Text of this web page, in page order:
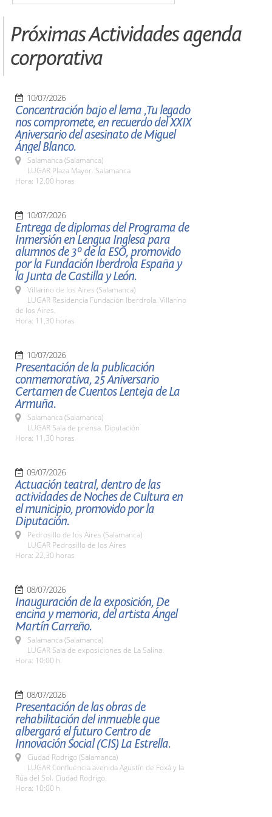
Próximas Actividades agenda
corporativa
10/07/2026
Concentración bajo el lema ,Tu legado
nos compromete, en recuerdo del XXIX
Aniversario del asesinato de Miguel
Ángel Blanco.
Salamanca (Salamanca)
LUGAR Plaza Mayor. Salamanca
Hora: 12,00 horas
10/07/2026
Entrega de diplomas del Programa de
Inmersión en Lengua Inglesa para
alumnos de 3º de la ESO, promovido
por la Fundación Iberdrola España y
la Junta de Castilla y León.
Villarino de los Aires (Salamanca)
LUGAR Residencia Fundación Iberdrola. Villarino
de los Aires.
Hora: 11,30 horas
10/07/2026
Presentación de la publicación
conmemorativa, 25 Aniversario
Certamen de Cuentos Lenteja de La
Armuña.
Salamanca (Salamanca)
LUGAR Sala de prensa. Diputación
Hora: 11,30 horas
09/07/2026
Actuación teatral, dentro de las
actividades de Noches de Cultura en
el municipio, promovido por la
Diputación.
Pedrosillo de los Aires (Salamanca)
LUGAR Pedrosillo de los Aires
Hora: 22,30 horas
08/07/2026
Inauguración de la exposición, De
encina y memoria, del artista Ángel
Martín Carreño.
Salamanca (Salamanca)
LUGAR Sala de exposiciones de La Salina.
Hora: 10:00 h.
08/07/2026
Presentación de las obras de
rehabilitación del inmueble que
albergará el futuro Centro de
Innovación Social (CIS) La Estrella.
Ciudad Rodrigo (Salamanca)
LUGAR Confluencia avenida Agustín de Foxá y la
Rúa del Sol. Ciudad Rodrigo.
Hora: 10:00 h.